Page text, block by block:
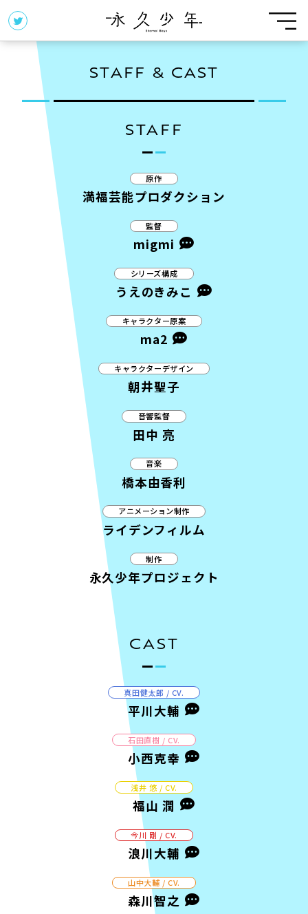
STAFF & CAST
STAFF
原作
満福芸能プロダクション
監督
migmi
シリーズ構成
うえのきみこ
キャラクター原案
ma2
キャラクターデザイン
朝井聖子
音響監督
田中 亮
音楽
橋本由香利
アニメーション制作
ライデンフィルム
制作
永久少年プロジェクト
CAST
真⽥健太郎 / CV.
平川大輔
⽯⽥直樹 / CV.
小西克幸
浅井 悠 / CV.
福山 潤
今川 剛 / CV.
浪川大輔
⼭中⼤輔 / CV.
森川智之